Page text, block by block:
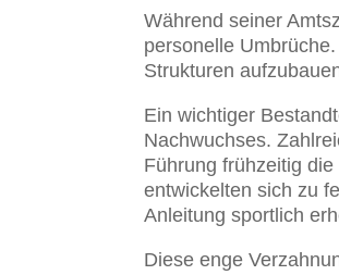
Während seiner
personelle
Strukturen
Ein wichtiger
Nachwuchses.
Führung frühzeitig
entwickelten sich zu
Anleitung sportlich
Diese enge